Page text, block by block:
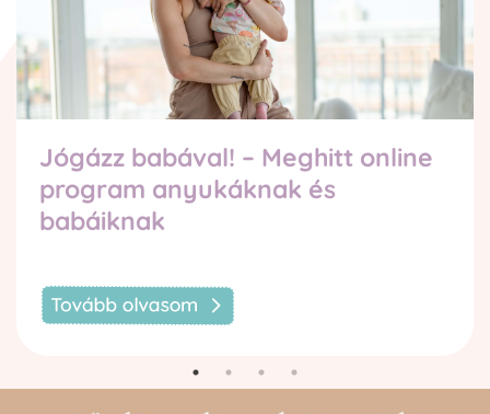
Jógázz babával! – Meghitt online
program anyukáknak és
babáiknak